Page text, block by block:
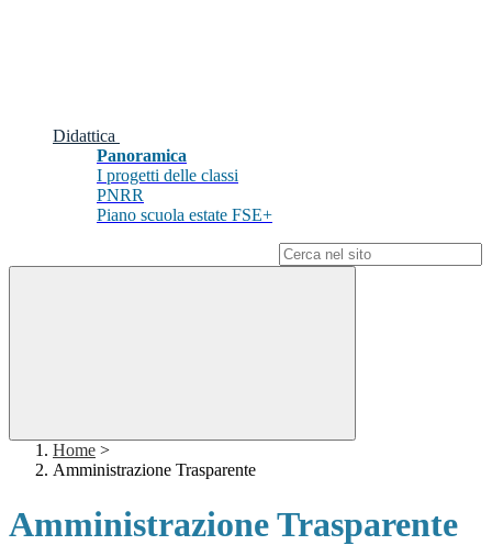
Didattica
Panoramica
I progetti delle classi
PNRR
Piano scuola estate FSE+
Home >
Amministrazione Trasparente
Amministrazione Trasparente